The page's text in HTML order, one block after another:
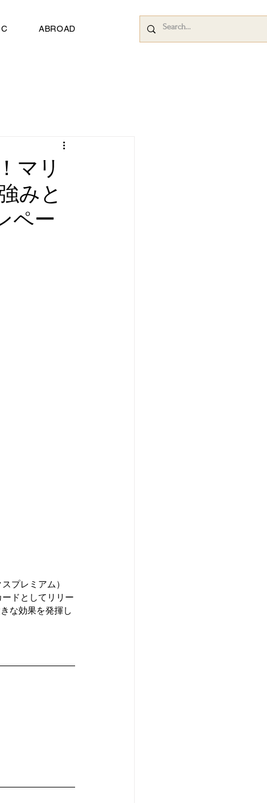
ABROAD
マリ
みと
ペー
プレミアム）
ドとしてリリー
な効果を発揮し